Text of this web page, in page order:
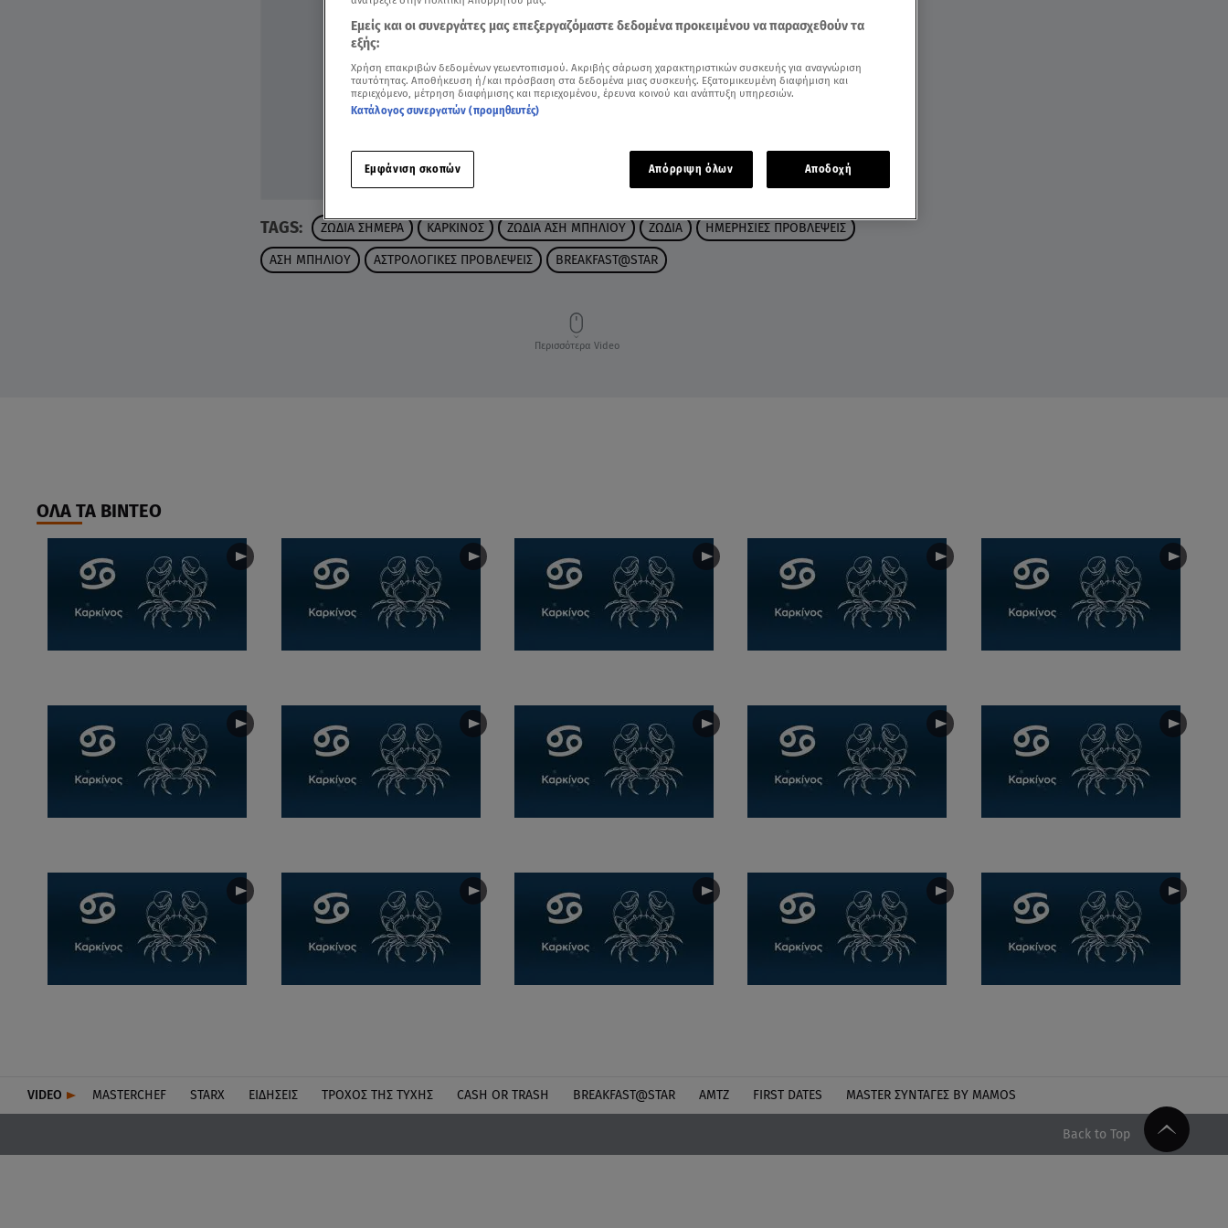
TAGS: ΖΩΔΙΑ ΣΗΜΕΡΑ ΚΑΡΚΙΝΟΣ ΖΩΔΙΑ ΑΣΗ ΜΠΗΛΙΟΥ ΖΩΔΙΑ ΗΜΕΡΗΣΙΕΣ ΠΡΟΒΛΕΨΕΙΣ
ΑΣΗ ΜΠΗΛΙΟΥ ΑΣΤΡΟΛΟΓΙΚΕΣ ΠΡΟΒΛΕΨΕΙΣ BREAKFAST@STAR
Περισσότερα Video
ΟΛΑ ΤΑ ΒΙΝΤΕΟ
VIDEO MASTERCHEF STARX ΕΙΔΉΣΕΙΣ ΤΡΟΧΌΣ ΤΗΣ ΤΎΧΗΣ CASH OR TRASH BREAKFAST@STAR ΑΜΤΖ FIRST DATES MASTER ΣΥΝΤΑΓΈΣ BY MAMOS
Back to Top
Εμείς και οι συνεργάτες μας επεξεργαζόμαστε δεδομένα προκειμένου να παρασχεθούν τα
εξής:
Χρήση επακριβών δεδομένων γεωεντοπισμού. Ακριβής σάρωση χαρακτηριστικών συσκευής για αναγνώριση
ταυτότητας. Αποθήκευση ή/και πρόσβαση στα δεδομένα μιας συσκευής. Εξατομικευμένη διαφήμιση και
περιεχόμενο, μέτρηση διαφήμισης και περιεχομένου, έρευνα κοινού και ανάπτυξη υπηρεσιών.
Κατάλογος συνεργατών (προμηθευτές)
Εμφάνιση σκοπών Απόρριψη όλων Αποδοχή